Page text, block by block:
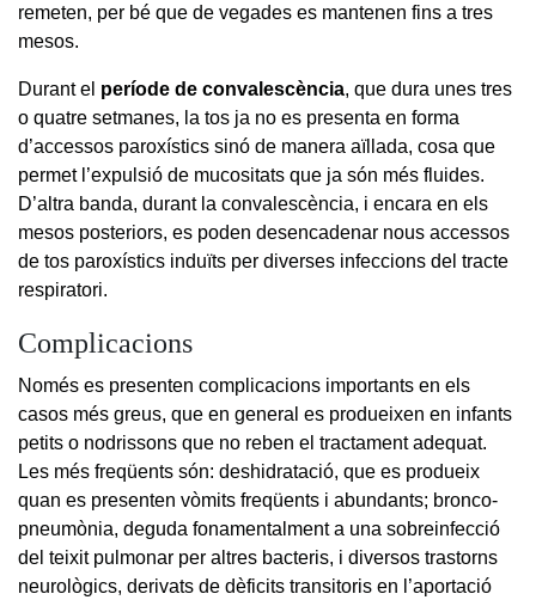
remeten, per bé que de vegades es mantenen fins a tres
mesos.
Durant el període de convalescència, que dura unes tres
o quatre setmanes, la tos ja no es presenta en forma
d’accessos paroxístics sinó de manera aïllada, cosa que
permet l’expulsió de mucositats que ja són més fluides.
D’altra banda, durant la convalescència, i encara en els
mesos posteriors, es poden desencadenar nous accessos
de tos paroxístics induïts per diverses infeccions del tracte
respiratori.
Complicacions
Només es presenten complicacions importants en els
casos més greus, que en general es produeixen en infants
petits o nodrissons que no reben el tractament adequat.
Les més freqüents són: deshidratació, que es produeix
quan es presenten vòmits freqüents i abundants; bronco-
pneumònia, deguda fonamentalment a una sobreinfecció
del teixit pulmonar per altres bacteris, i diversos trastorns
neurològics, derivats de dèficits transitoris en l’aportació